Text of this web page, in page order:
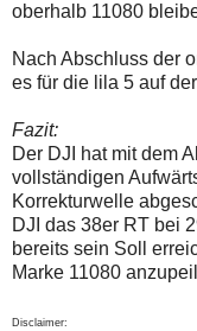
oberhalb 11080
Nach Abschluss der
es für die lila 5 auf
Fazit:
Der DJI hat mit dem
vollständigen
Korrekturwelle
DJI das 38er RT bei
bereits sein Soll
Marke 11080
Disclaimer: